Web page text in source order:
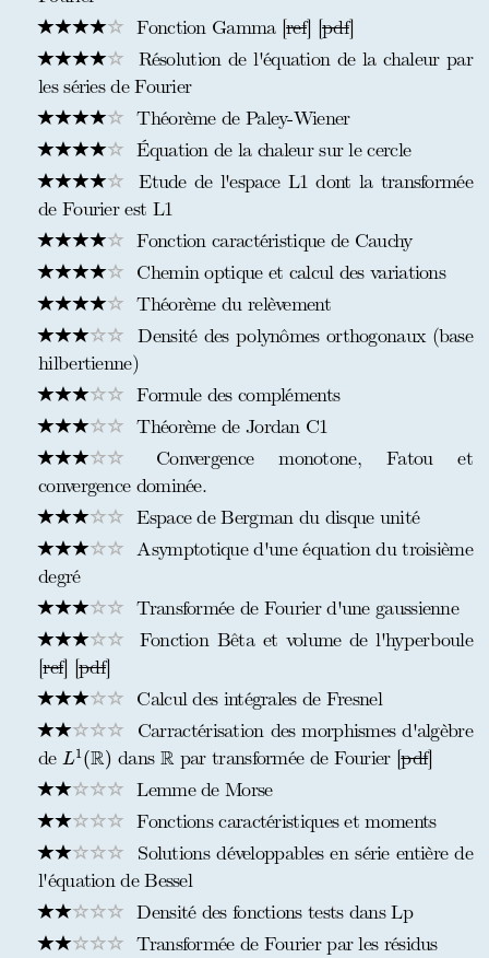
Fonction Gamma [ref] [pdf]
Résolution de l'équation de la chaleur par
les séries de Fourier
Théorème de Paley-Wiener
Équation de la chaleur sur le cercle
Etude de l'espace L1 dont la transformée
de Fourier est L1
Fonction caractéristique de Cauchy
Chemin optique et calcul des variations
Théorème du relèvement
Densité des polynômes orthogonaux (base
hilbertienne)
Formule des compléments
Théorème de Jordan C1
Convergence monotone, Fatou et
convergence dominée.
Espace de Bergman du disque unité
Asymptotique d'une équation du troisième
degré
Transformée de Fourier d'une gaussienne
Fonction Bêta et volume de l'hyperboule
[ref] [pdf]
Calcul des intégrales de Fresnel
Carractérisation des morphismes d'algèbre
de L1(R)
L 1 (R) dans R
R par transformée de Fourier [pdf]
Lemme de Morse
Fonctions caractéristiques et moments
Solutions développables en série entière de
l'équation de Bessel
Densité des fonctions tests dans Lp
Transformée de Fourier par les résidus